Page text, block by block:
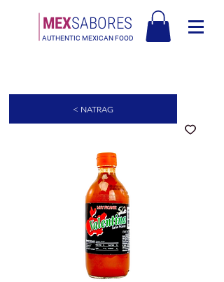
MEXSABORES
AUTHENTIC MEXICAN FOOD
< NATRAG